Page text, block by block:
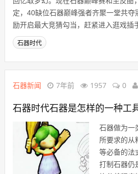
定，40缺位石器巅峰强者齐聚一堂共夺
励开启最大竞猜勾当，赶紧进入逛戏插
石器时代
石器新闻 7年前 1957 0
石器时代石器是怎样的一种工
石器做为一
所要求的从
等必备的法
打制石器仍